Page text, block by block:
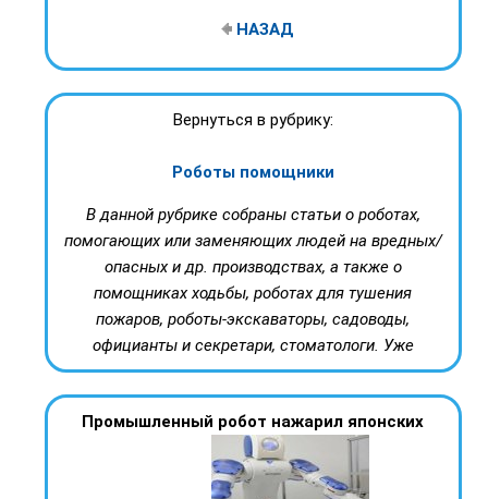
НАЗАД
Вернуться в рубрику:
Роботы помощники
В данной рубрике собраны статьи о роботах,
помогающих или заменяющих людей на вредных/
опасных и др. производствах, а также о
помощниках ходьбы, роботах для тушения
пожаров, роботы-экскаваторы, садоводы,
официанты и секретари, стоматологи. Уже
Промышленный робот нажарил японских